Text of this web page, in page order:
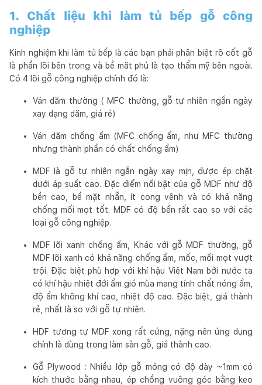
1. Chất liệu khi làm tủ bếp gỗ công
nghiệp
Kinh nghiệm khi làm tủ bếp là các bạn phải phân biệt rõ cốt gỗ
là phần lõi bên trong và bề mặt phủ là tạo thẩm mỹ bên ngoài.
Có 4 lõi gỗ công nghiệp chính đó là:
Ván dăm thường ( MFC thường, gỗ tự nhiên ngắn ngày
xay dạng dăm, giá rẻ)
Ván dăm chống ẩm (MFC chống ẩm, như MFC thường
nhưng thành phần có chất chống ẩm)
MDF là gỗ tự nhiên ngắn ngày xay mịn, được ép chặt
dưới áp suất cao. Đặc điểm nổi bật của gỗ MDF như độ
bền cao, bề mặt nhẵn, ít cong vênh và có khả năng
chống mối mọt tốt. MDF có độ bền rất cao so với các
loại gỗ công nghiệp.
MDF lõi xanh chống ẩm, Khác với gỗ MDF thường, gỗ
MDF lõi xanh có khả năng chống ẩm, mốc, mối mọt vượt
trội. Đặc biệt phù hợp với khí hậu Việt Nam bởi nước ta
có khí hậu nhiệt đới ẩm gió mùa mang tính chất nóng ẩm,
độ ẩm không khí cao, nhiệt độ cao. Đặc biệt, giá thành
rẻ, nhất là so với gỗ tự nhiên.
HDF tương tự MDF xong rất cứng, nặng nên ứng dụng
chính là dùng trong làm sàn gỗ, giá thành cao.
Gỗ Plywood : Nhiều lớp gỗ mỏng có độ dày ~1mm có
kích thước bằng nhau, ép chồng vuông góc bằng keo